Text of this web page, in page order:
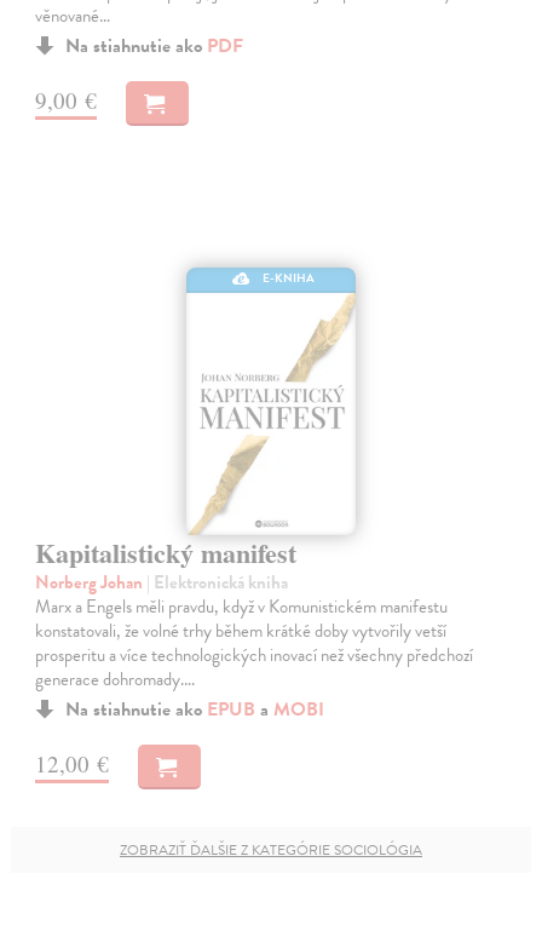
věnované…
Na stiahnutie ako PDF
9,00 €
E-KNIHA
Kapitalistický manifest
Norberg Johan | Elektronická kniha
Marx a Engels měli pravdu, když v Komunistickém manifestu
konstatovali, že volné trhy během krátké doby vytvořily vetší
prosperitu a více technologických inovací než všechny předchozí
generace dohromady.…
Na stiahnutie ako EPUB a MOBI
12,00 €
ZOBRAZIŤ ĎALŠIE Z KATEGÓRIE SOCIOLÓGIA